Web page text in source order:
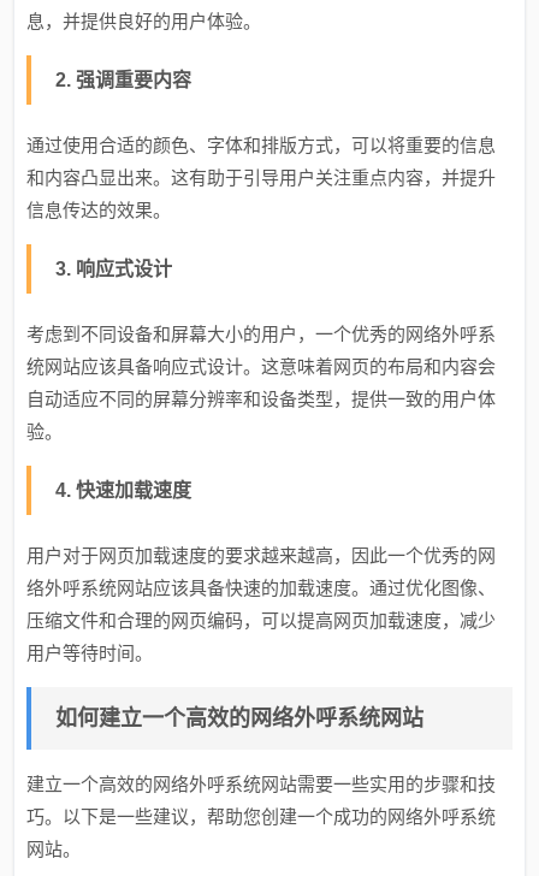
息，并提供良好的用户体验。
2. 强调重要内容
通过使用合适的颜色、字体和排版方式，可以将重要的信息
和内容凸显出来。这有助于引导用户关注重点内容，并提升
信息传达的效果。
3. 响应式设计
考虑到不同设备和屏幕大小的用户，一个优秀的网络外呼系
统网站应该具备响应式设计。这意味着网页的布局和内容会
自动适应不同的屏幕分辨率和设备类型，提供一致的用户体
验。
4. 快速加载速度
用户对于网页加载速度的要求越来越高，因此一个优秀的网
络外呼系统网站应该具备快速的加载速度。通过优化图像、
压缩文件和合理的网页编码，可以提高网页加载速度，减少
用户等待时间。
如何建立一个高效的网络外呼系统网站
建立一个高效的网络外呼系统网站需要一些实用的步骤和技
巧。以下是一些建议，帮助您创建一个成功的网络外呼系统
网站。